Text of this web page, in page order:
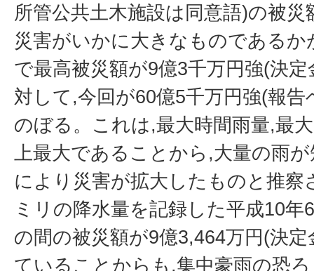
所管公共土木施設は同意語)の被
災害がいかに大きなものであるか
で最高被災額が9億3千万円強(決
対して,今回が60億5千万円強(報
のぼる。これは,最大時間雨量,最
上最大であることから,大量の雨
により災害が拡大したものと推察
ミリの降水量を記録した平成10年
の間の被災額が9億3,464万円(決
ていることからも,集中豪雨の恐